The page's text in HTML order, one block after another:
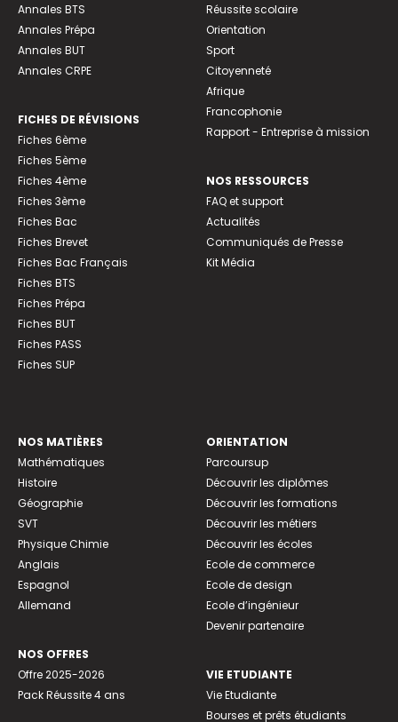
Annales BTS
Annales Prépa
Annales BUT
Annales CRPE
FICHES DE RÉVISIONS
Fiches 6ème
Fiches 5ème
Fiches 4ème
Fiches 3ème
Fiches Bac
Fiches Brevet
Fiches Bac Français
Fiches BTS
Fiches Prépa
Fiches BUT
Fiches PASS
Fiches SUP
Réussite scolaire
Orientation
Sport
Citoyenneté
Afrique
Francophonie
Rapport - Entreprise à mission
NOS RESSOURCES
FAQ et support
Actualités
Communiqués de Presse
Kit Média
NOS MATIÈRES
Mathématiques
Histoire
Géographie
SVT
Physique Chimie
Anglais
Espagnol
Allemand
NOS OFFRES
Offre 2025-2026
Pack Réussite 4 ans
ORIENTATION
Parcoursup
Découvrir les diplômes
Découvrir les formations
Découvrir les métiers
Découvrir les écoles
Ecole de commerce
Ecole de design
Ecole d’ingénieur
Devenir partenaire
VIE ETUDIANTE
Vie Etudiante
Bourses et prêts étudiants